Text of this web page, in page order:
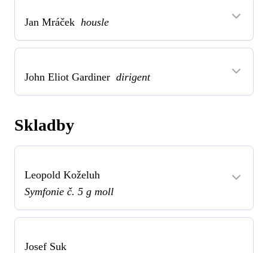
Jan Mráček housle
John Eliot Gardiner dirigent
Skladby
Leopold Koželuh
Symfonie č. 5 g moll
Josef Suk